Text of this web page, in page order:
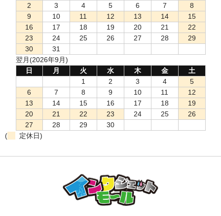
2
3 4 5 6 7
8
9
10 11 12 13 14
15
16
17 18 19 20 21
22
23
24 25 26 27 28
29
30
31
翌月(2026年9月)
日
月 火 水 木 金
土
1
2 3 4
5
6
7 8 9 10 11
12
13
14 15 16 17 18
19
20
21 22 23 24 25
26
27
28 29
30
(
定休日)